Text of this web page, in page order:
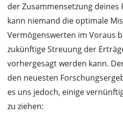
der Zusammensetzung
kann niemand die optimale
Vermögenswerten im Voraus
zukünftige Streuung der
vorhergesagt werden kann.
den neuesten
es uns jedoch, einige
zu ziehen: